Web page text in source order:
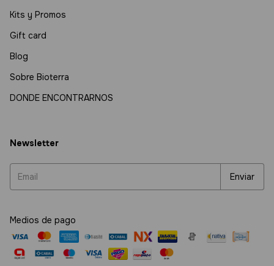
Kits y Promos
Gift card
Blog
Sobre Bioterra
DONDE ENCONTRARNOS
Newsletter
Medios de pago